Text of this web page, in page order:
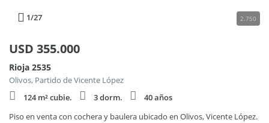
1/27 2.750
USD 355.000
Rioja 2535
Olivos, Partido de Vicente López
124 m² cubie.
3 dorm.
40 años
Piso en venta con cochera y baulera ubicado en Olivos, Vicente López.